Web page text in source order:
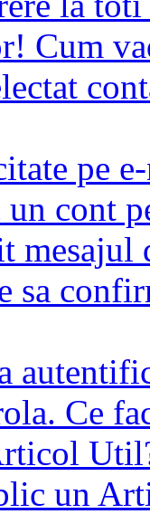
Cum
pe
cont
mesajul
sa
Ce
un